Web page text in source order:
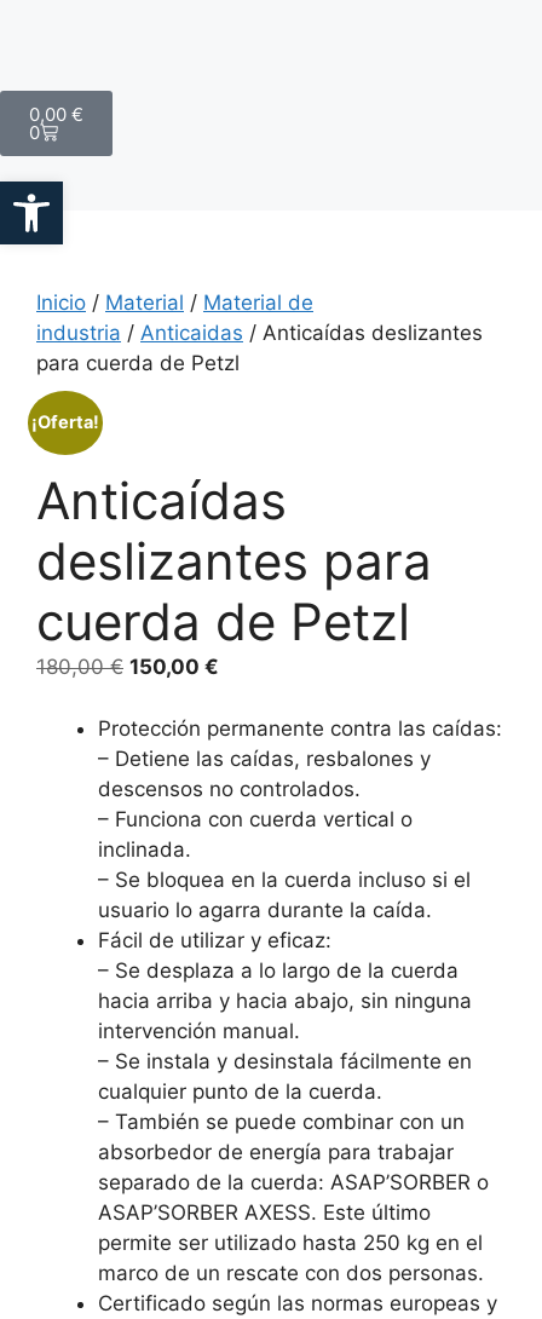
0,00 €
0
Inicio / Material / Material de
industria / Anticaidas / Anticaídas deslizantes
para cuerda de Petzl
¡Oferta!
Anticaídas
deslizantes para
cuerda de Petzl
180,00€ 150,00 €
Protección permanente contra las caídas:
– Detiene las caídas, resbalones y
descensos no controlados.
– Funciona con cuerda vertical o
inclinada.
– Se bloquea en la cuerda incluso si el
usuario lo agarra durante la caída.
Fácil de utilizar y eficaz:
– Se desplaza a lo largo de la cuerda
hacia arriba y hacia abajo, sin ninguna
intervención manual.
– Se instala y desinstala fácilmente en
cualquier punto de la cuerda.
– También se puede combinar con un
absorbedor de energía para trabajar
separado de la cuerda: ASAP’SORBER o
ASAP’SORBER AXESS. Este último
permite ser utilizado hasta 250 kg en el
marco de un rescate con dos personas.
Certificado según las normas europeas y
Abrir barra de herramientas